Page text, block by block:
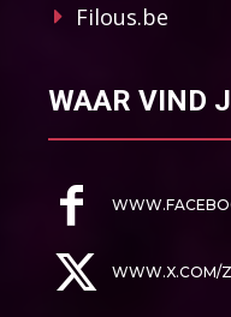
Filous.be
WAAR VIND
WWW.X.COM/